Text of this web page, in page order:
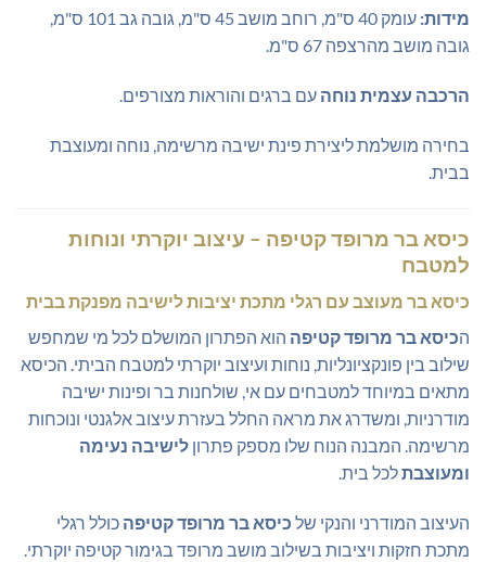
מידות:
עומק 40 ס"מ, רוחב מושב 45 ס"מ, גובה גב 101 ס"מ,
גובה מושב מהרצפה 67 ס"מ.
הרכבה עצמית נוחה עם ברגים והוראות מצורפים.
בחירה מושלמת ליצירת פינת ישיבה מרשימה, נוחה ומעוצבת
בבית.
כיסא בר מרופד קטיפה – עיצוב יוקרתי ונוחות
למטבח
כיסא בר מעוצב עם רגלי מתכת יציבות לישיבה מפנקת בבית
הכיסא בר מרופד קטיפה הוא הפתרון המושלם לכל מי שמחפש
שילוב בין פונקציונליות, נוחות ועיצוב יוקרתי למטבח הביתי. הכיסא
מתאים במיוחד למטבחים עם אי, שולחנות בר ופינות ישיבה
מודרניות, ומשדרג את מראה החלל בעזרת עיצוב אלגנטי ונוכחות
מרשימה. המבנה הנוח שלו מספק פתרון לישיבה נעימה
ומעוצבתלכל בית.
העיצוב המודרני והנקי של כיסא בר מרופד קטיפה כולל רגלי
מתכת חזקות ויציבות בשילוב מושב מרופד בגימור קטיפה יוקרתי.